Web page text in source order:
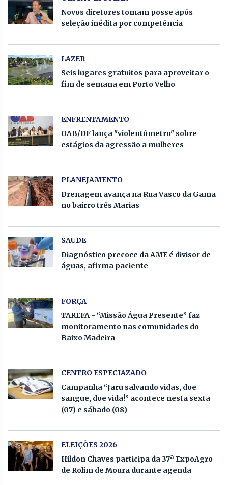
Novos diretores tomam posse após
seleção inédita por competência
LAZER
Seis lugares gratuitos para aproveitar o
fim de semana em Porto Velho
ENFRENTAMENTO
OAB/DF lança "violentômetro" sobre
estágios da agressão a mulheres
PLANEJAMENTO
Drenagem avança na Rua Vasco da Gama
no bairro três Marias
SAUDE
Diagnóstico precoce da AME é divisor de
águas, afirma paciente
FORÇA
TAREFA - “Missão Água Presente” faz
monitoramento nas comunidades do
Baixo Madeira
CENTRO ESPECIAZADO
Campanha “Jaru salvando vidas, doe
sangue, doe vida!” acontece nesta sexta
(07) e sábado (08)
ELEIÇÕES 2026
Hildon Chaves participa da 37ª ExpoAgro
de Rolim de Moura durante agenda